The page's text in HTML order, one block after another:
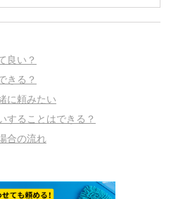
良い？
きる？
に頼みたい
することはできる？
合の流れ